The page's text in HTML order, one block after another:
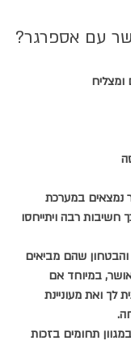
עם אספרגר?
נמצאים במערכת
חשיבות רבה ויתייחסו
והבטחון שהם מביאים
במיוחד אם
לך ואת מעוניינת
תחומים בזכות